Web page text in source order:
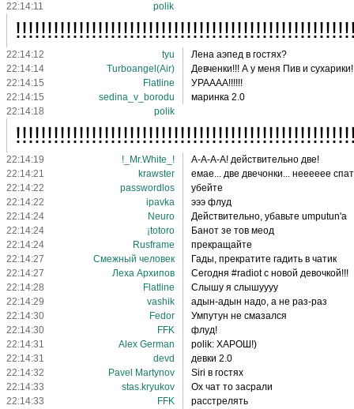
22:14:11
polik
22:14:12 tyu
Лена аэпед в гостях?
22:14:14
Turboangel(Air)
Девченки!!! А у меня Пив и
22:14:15
Flatline
УРАААА!!!!!!
22:14:15
sedina_v_borodu
маринка 2.0
22:14:18
polik
22:14:19 !_Mr.White_!
А-А-А-А! действительно две!
22:14:21
krawster
емае... две двечонки... нееееее
22:14:22
passwordlos
убейте
22:14:22
ipavka
эээ флуд
22:14:24
Neuro
Действительно, убавьте umputun'а
22:14:24
¡totoro
Банот зе тов меод
22:14:24
Rusframe
прекращайте
22:14:27
Смежный человек
Гады, прекратите гадить в чатик
22:14:27
Леха Архипов
Сегодня #radiot с новой девочкой!!!
22:14:28
Flatline
Слышу я слышуууу
22:14:29
vashik
адын-адын надо, а не раз-раз
22:14:30
Fedor
Умпутун не смазался
22:14:30
FFK
флуд!
22:14:31
Alex German
polik: ХАРОШ!)
22:14:31
devd
девки 2.0
22:14:32
Pavel Martynov
Siri в гостях
22:14:33
stas.kryukov
Ох чат то засрали
22:14:33
FFK
расстрелять